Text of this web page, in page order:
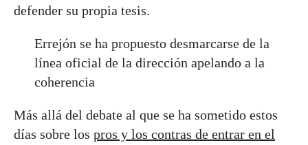
defender su propia tesis.
Errejón se ha propuesto desmarcarse de la
línea oficial de la dirección apelando a la
coherencia
Más allá del debate al que se ha sometido estos
días sobre los pros y los contras de entrar en el